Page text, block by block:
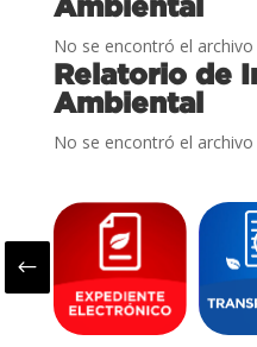
No se encontró el
Relatorio de
Ambiental
No se encontró el
#